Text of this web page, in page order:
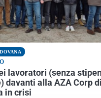
lavoratori (senza
davanti alla AZA Corp
in crisi